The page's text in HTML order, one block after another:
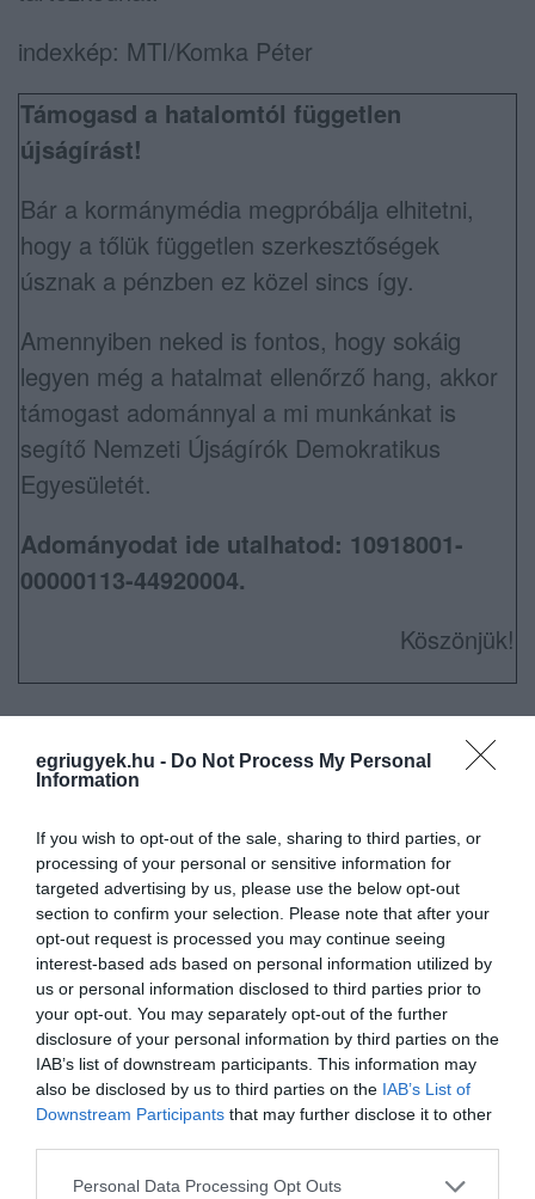
egriugyek.hu - Do Not Process My Personal
Information
If you wish to opt-out of the sale, sharing to third parties, or
processing of your personal or sensitive information for
targeted advertising by us, please use the below opt-out
section to confirm your selection. Please note that after your
opt-out request is processed you may continue seeing
interest-based ads based on personal information utilized by
us or personal information disclosed to third parties prior to
your opt-out. You may separately opt-out of the further
disclosure of your personal information by third parties on the
IAB’s list of downstream participants. This information may
also be disclosed by us to third parties on the IAB’s List of
Downstream Participants that may further disclose it to other
Please note that this website/app uses one or more Google
Personal Data Processing Opt Outs
indexkép: MTI/Komka Péter
Támogasd a hatalomtól független
újságírást!
Bár a kormánymédia megpróbálja elhitetni,
hogy a tőlük független szerkesztőségek
úsznak a pénzben ez közel sincs így.
Amennyiben neked is fontos, hogy sokáig
legyen még a hatalmat ellenőrző hang, akkor
támogast adománnyal a mi munkánkat is
segítő Nemzeti Újságírók Demokratikus
Egyesületét.
Adományodat ide utalhatod: 10918001-
00000113-44920004.
Köszönjük!
bennünket az EGRI ÜGYEK Google Hírek oldalán!
VISSZA A FŐOLDALRA
Legfrissebb híreink